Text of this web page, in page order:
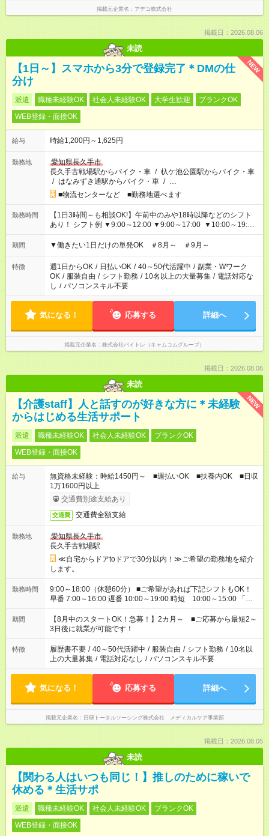
掲載元企業名 アデコ株式会社
掲載日：2026.08.06
未読
NEW
【1日～】スマホから3分で登録完了＊DMの仕
分け
派遣 職種未経験OK 社会人未経験OK 大学生歓迎
ブランクOK
WEB登録・面接OK
給与 時給1,200円～1,625円
勤務地
愛知県長久手市
長久手古戦場駅からバイク・車 / 杁ケ池公園駅からバイク・車
/ はなみずき通駅からバイク・車 / …
■物流センターなど ■勤務地選べます
勤務時間
【1日3時間～も相談OK!】午前中のみや18時以降などのシフト
あり！ シフト例 ▼9:00～12:00 ▼9:00～17:00 ▼10:00～19:00
▼18:00～21:00
期間 ▼働きたい1日だけの単発OK ＃8月～ ＃9月～
特徴 週1日からOK / 日払いOK / 40～50代活躍中 / 副業・Wワーク
OK / 服装自由 / シフト勤務 / 10名以上の大量募集 / 電話対応な
し / パソコンスキル不要
気になる！ 応募する 詳細へ
掲載元企業名 株式会社バイトレ（キャムコムグループ）
掲載日：2026.08.06
未読
NEW
【介護staff】人と話すのが好きな方に＊未経験
からはじめる生活サポート
派遣 職種未経験OK 社会人未経験OK
ブランクOK
WEB登録・面接OK
給与
無資格未経験：時給1450円～ ■週払いOK ■扶養内OK ■日収
1万1600円以上
交通費別途支給あり
交通費 交通費全額支給
勤務地
愛知県長久手市
長久手古戦場駅
≪自宅からドアtoドアで30分以内！≫ご希望の勤務地を紹介
します。
勤務時間
9:00～18:00（休憩60分） ■ご希望があれば下記シフトもOK！
早番 7:00～16:00 遅番 10:00～19:00 時短 10:00～15:00 「家
族と休みを合わせたい」 「余裕を持って夕飯の準備がしたい」
「できれば残業はしたくない」 など、ご希望を教えてください
ね。 ※Wワーク希望の方へ 今ご覧のお仕事で希望する勤務時間
と、もう1つのお仕事の勤務時間。 合計で週40時間を超える場
合は応募できません。
期間
【8月中のスタートOK！急募！】2カ月～ ■ご応募から最短2～
3日後に就業が可能です！
特徴 履歴書不要 / 40～50代活躍中 / 服装自由 / シフト勤務 / 10名以
上の大量募集 / 電話対応なし / パソコンスキル不要
気になる！ 応募する 詳細へ
掲載元企業名 日研トータルソーシング株式会社 メディカルケア事業部
掲載日：2026.08.05
未読
【関わる人はいつも同じ！】推しのために稼いで
休める＊生活サポ
派遣 職種未経験OK 社会人未経験OK
ブランクOK
WEB登録・面接OK